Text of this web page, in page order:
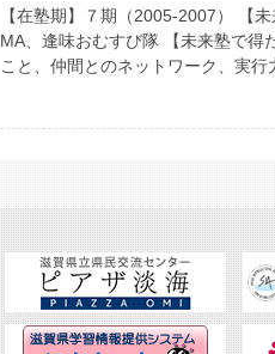
【在塾期】７期（2005-2007） 【
MA、逢味おむすび隊 【未来塾で得
こと、仲間とのネットワーク、実